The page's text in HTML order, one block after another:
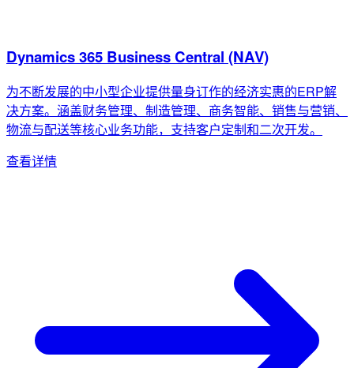
Dynamics 365 Business Central (NAV)
为不断发展的中小型企业提供量身订作的经济实惠的ERP解
决方案。涵盖财务管理、制造管理、商务智能、销售与营销、
物流与配送等核心业务功能，支持客户定制和二次开发。
查看详情